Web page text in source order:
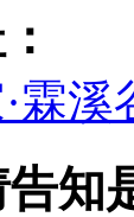
霖
知